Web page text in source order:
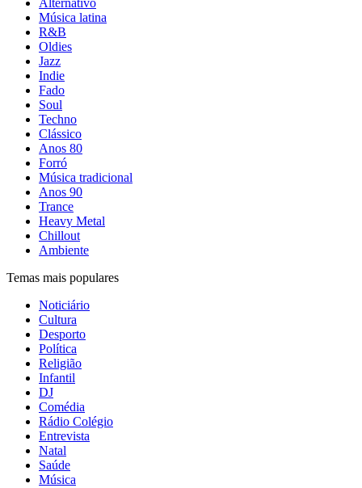
Alternativo
Música latina
R&B
Oldies
Jazz
Indie
Fado
Soul
Techno
Clássico
Anos 80
Forró
Música tradicional
Anos 90
Trance
Heavy Metal
Chillout
Ambiente
Temas mais populares
Noticiário
Cultura
Desporto
Política
Religião
Infantil
DJ
Comédia
Rádio Colégio
Entrevista
Natal
Saúde
Música